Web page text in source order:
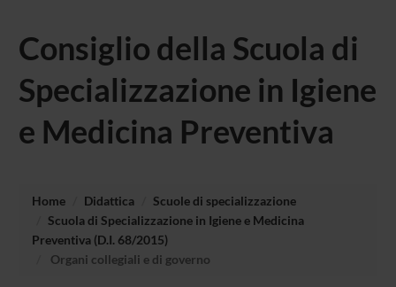
Consiglio della Scuola di
Specializzazione in Igiene
e Medicina Preventiva
Home Didattica
Scuole di specializzazione
Scuola di Specializzazione in Igiene e Medicina
Preventiva (D.I. 68/2015)
Organi collegiali e di governo